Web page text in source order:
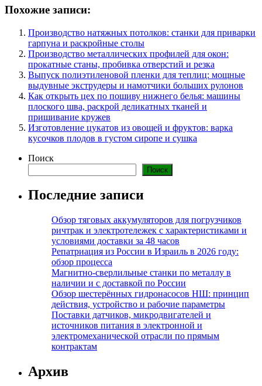
Похожие записи:
Производство натяжных потолков: станки для приварки
гарпуна и раскройные столы
Производство металлических профилей для окон:
прокатные станы, пробивка отверстий и резка
Выпуск полиэтиленовой пленки для теплиц: мощные
выдувные экструдеры и намотчики больших рулонов
Как открыть цех по пошиву нижнего белья: машины
плоского шва, раскрой деликатных тканей и
пришивание кружев
Изготовление цукатов из овощей и фруктов: варка
кусочков плодов в густом сиропе и сушка
Поиск
Поиск
Последние записи
Обзор тяговых аккумуляторов для погрузчиков
ричтрак и электротележек с характеристиками и
условиями доставки за 48 часов
Репатриация из России в Израиль в 2026 году:
обзор процесса
Магнитно-сверлильные станки по металлу в
наличии и с доставкой по России
Обзор шестерённых гидронасосов НШ: принцип
действия, устройство и рабочие параметры
Поставки датчиков, микродвигателей и
источников питания в электронной и
электромеханической отрасли по прямым
контрактам
Архив